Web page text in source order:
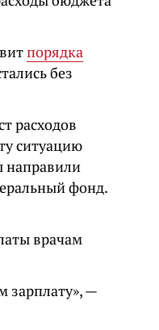
порядка
без
расходов
ситуацию
направили
фонд.
врачам
зарплату», —